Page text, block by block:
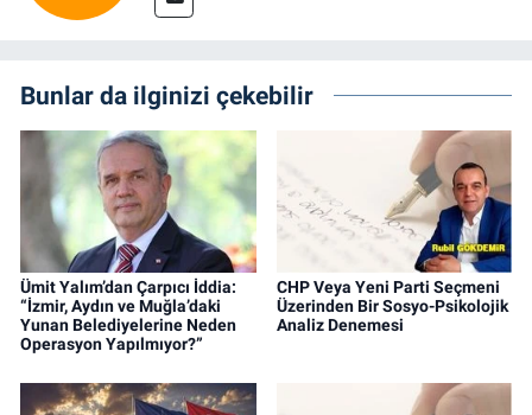
Bunlar da ilginizi çekebilir
Ümit Yalım’dan Çarpıcı İddia:
“İzmir, Aydın ve Muğla’daki
Yunan Belediyelerine Neden
Operasyon Yapılmıyor?”
CHP Veya Yeni Parti Seçmeni
Üzerinden Bir Sosyo-Psikolojik
Analiz Denemesi